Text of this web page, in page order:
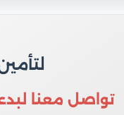
تواصل معنا